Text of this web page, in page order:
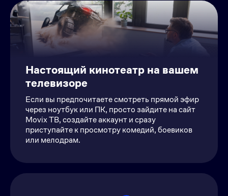
Настоящий кинотеатр на вашем
телевизоре
Если вы предпочитаете смотреть прямой эфир
через ноутбук или ПК, просто зайдите на сайт
Movix ТВ, создайте аккаунт и сразу
приступайте к просмотру комедий, боевиков
или мелодрам.